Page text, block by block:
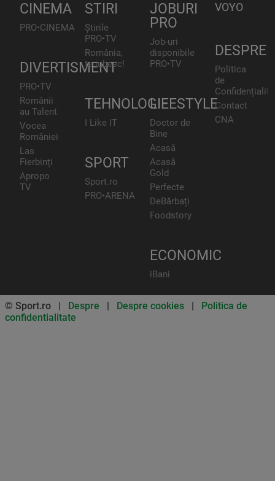
CINEMA
PRO•CINEMA
DIVERTISMENT
PRO•TV
Românii
au Talent
Vocea
României
Las
Fierbinți
Apropo
TV
STIRI
Știrile
PRO•TV
România,
te iubesc!
TEHNOLOGIE
I Like IT
SPORT
Sport.ro
PRO•ARENA
JOBURI
PRO
Job-uri
disponibile
PRO•TV
LIFESTYLE
Doctor de
Bine
Acasă
Acasă
Gold
Perfecte
DeBărbați
Foodstory
ECONOMIC
iBani
VOYO
DESPRE
Politica
de
Contact
CNA
© Sport.ro | Despre | Despre cookies | Politica de
confidentialitate